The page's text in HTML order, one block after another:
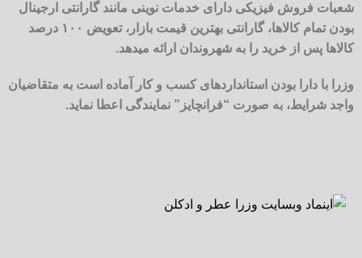
شعبات فروش فیزیکی دارای خدمات نوینی مانند گارانتی ارجینال
بودن تمام کالاها، گارانتی بهترین قیمت بازار، تعویض ۱۰۰ درصد
کالاها پس از خرید را به شهروندان ارائه میدهد.
وزرا با دارا بودن استانداردهای کسب و کار آماده است به متقاضیان
واجد شرایط، به صورت “فرانچایز” نمایندگی اعطا نماید.